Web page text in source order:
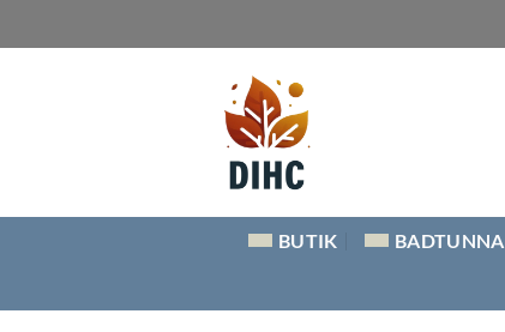
to
BUTIK BADTUNNA